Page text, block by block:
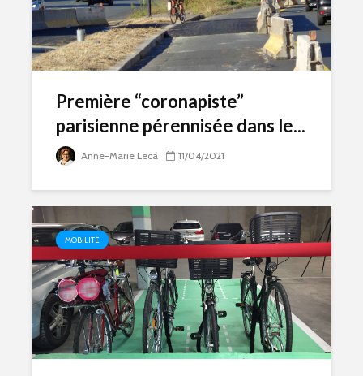
Première “coronapiste”
parisienne pérennisée dans le...
Anne-Marie Leca 11/04/2021
MOBILITÉ